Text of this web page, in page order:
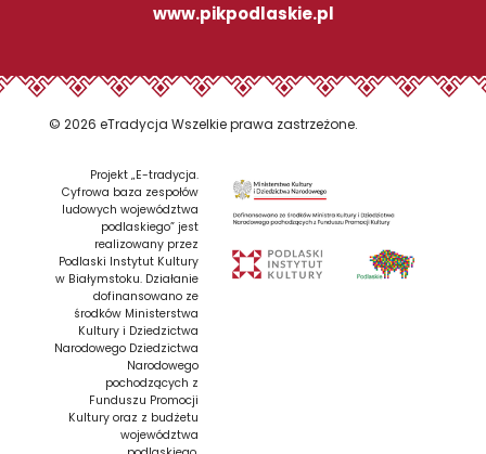
www.pikpodlaskie.pl
© 2026 eTradycja Wszelkie prawa zastrzeżone.
Projekt „E-tradycja.
Cyfrowa baza zespołów
ludowych województwa
podlaskiego” jest
realizowany przez
Podlaski Instytut Kultury
w Białymstoku. Działanie
dofinansowano ze
środków Ministerstwa
Kultury i Dziedzictwa
Narodowego Dziedzictwa
Narodowego
pochodzących z
Funduszu Promocji
Kultury oraz z budżetu
województwa